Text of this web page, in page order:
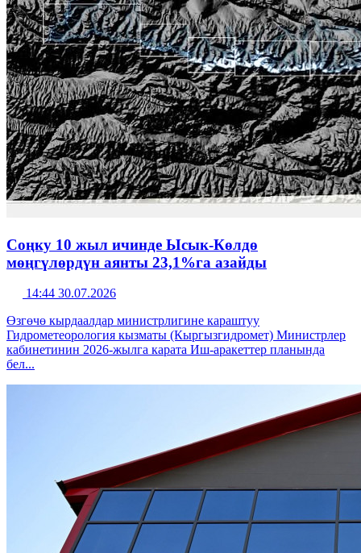
Соңку 10 жыл ичинде Ысык-Көлдө
мөңгүлөрдүн аянты 23,1%га азайды
14:44 30.07.2026
Өзгөчө кырдаалдар министрлигине караштуу
Гидрометеорология кызматы (Кыргызгидромет) Министрлер
кабинетинин 2026-жылга карата Иш-аракеттер планында
бел...